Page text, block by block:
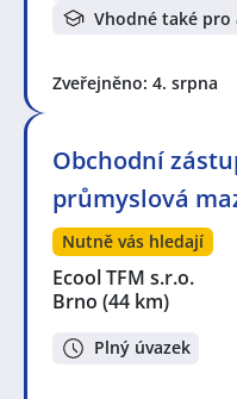
Vhodné také pro
Zveřejněno: 4. srpna
Obchodní
průmyslová
Nutně vás hledají
Ecool TFM s.r.o.
Brno (44 km)
Plný úvazek